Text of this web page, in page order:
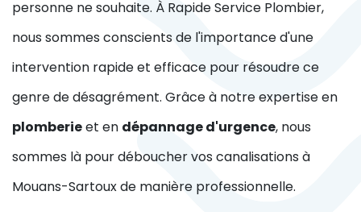
personne ne souhaite. À Rapide Service Plombier,
nous sommes conscients de l'importance d'une
intervention rapide et efficace pour résoudre ce
genre de désagrément. Grâce à notre expertise en
plomberieet en dépannage d'urgence, nous
sommes là pour déboucher vos canalisations à
Mouans-Sartoux de manière professionnelle.